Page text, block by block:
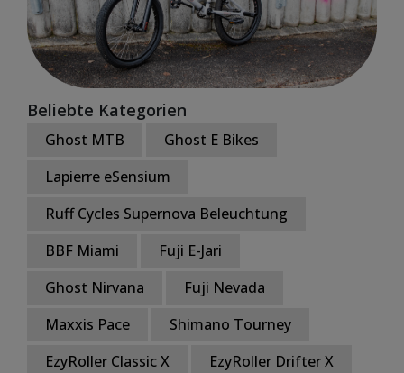
Beliebte Kategorien
Ghost MTB
Ghost E Bikes
Lapierre eSensium
Ruff Cycles Supernova Beleuchtung
BBF Miami
Fuji E-Jari
Ghost Nirvana
Fuji Nevada
Maxxis Pace
Shimano Tourney
EzyRoller Classic X
EzyRoller Drifter X